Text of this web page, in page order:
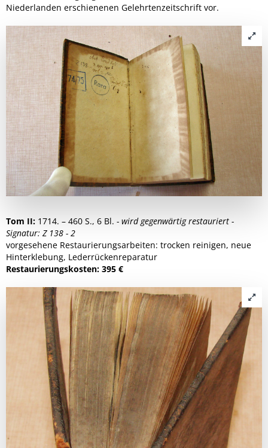
Niederlanden erschienenen Gelehrtenzeitschrift vor.
Tom II: 1714. – 460 S., 6 Bl. - wird gegenwärtig restauriert -
Signatur: Z 138 - 2
vorgesehene Restaurierungsarbeiten: trocken reinigen, neue
Hinterklebung, Lederrückenreparatur
Restaurierungskosten: 395 €